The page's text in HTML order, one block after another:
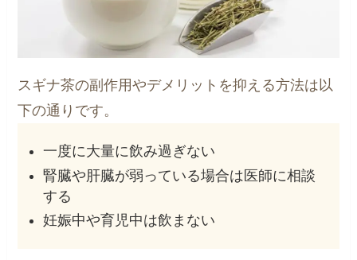
スギナ茶の副作用やデメリットを抑える方法は以
下の通りです。
一度に大量に飲み過ぎない
腎臓や肝臓が弱っている場合は医師に相談
する
妊娠中や育児中は飲まない